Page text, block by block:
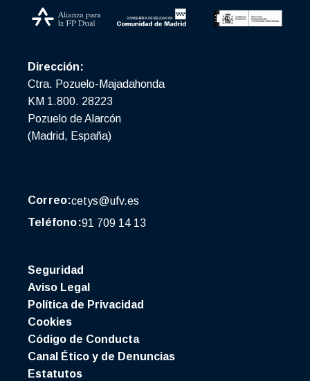
Dirección:
Ctra. Pozuelo-Majadahonda
KM 1.800. 28223
Pozuelo de Alarcón
(Madrid, España)
Correo:cetys@ufv.es
Teléfono:91 709 14 13
Seguridad
Aviso Legal
Política de Privacidad
Cookies
Código de Conducta
Canal Ético y de Denuncias
Estatutos